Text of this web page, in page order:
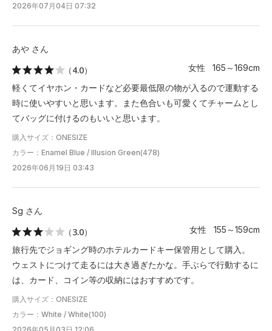
2026年07月04日 07:32
あや さん
（4.0）
女性 165～169cm
軽くてイヤホン・カードなど必要最低限の物が入るので運動する
時に使いやすいと思います。また色合いも可愛くてチャームとし
てバッグに付けるのもいいと思います。
購入サイズ：ONESIZE
カラー：Enamel Blue / Illusion Green(478)
2026年06月19日 03:43
Sg さん
（3.0）
女性 155～159cm
旅行先でジョギング時のホテルカードキー保管用として購入。
ウェストにつけて走るには大き過ぎたかな。手ぶらで行動するに
は、カード、コイン等の収納にはおすすめです。
購入サイズ：ONESIZE
カラー：White / White(100)